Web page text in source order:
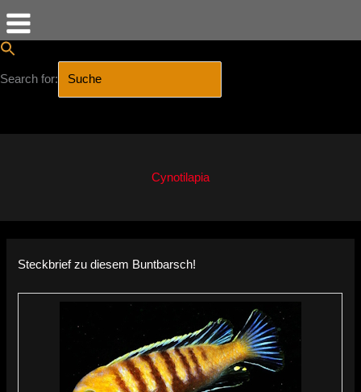
Search for:
Cynotilapia
Steckbrief zu diesem Buntbarsch!